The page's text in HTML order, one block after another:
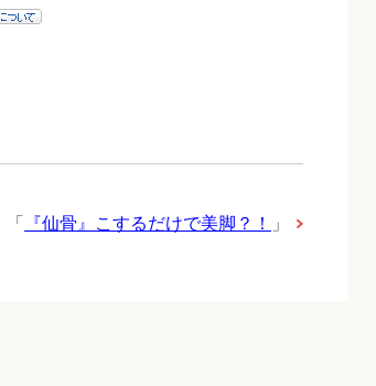
「 『仙骨』こするだけで美脚？！ 」